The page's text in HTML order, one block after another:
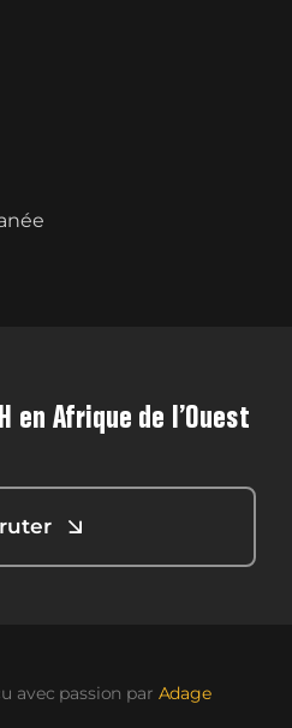
en Afrique de l’Ouest
avec passion par Adage